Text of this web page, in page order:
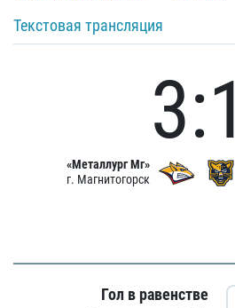
Текстовая трансляция
«Металлург Мг»
г. Магнитогорск
3:1
Гол в равенстве